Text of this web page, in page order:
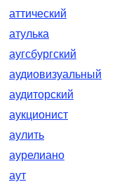
аттический
атулька
аугсбургский
аудиовизуальный
аудиторский
аукционист
аулить
аурелиано
аут